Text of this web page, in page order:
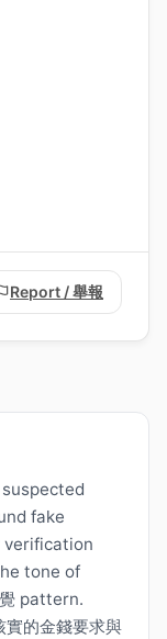
Report / 舉報
fake
verification
tone of
pattern.
的金錢要求與